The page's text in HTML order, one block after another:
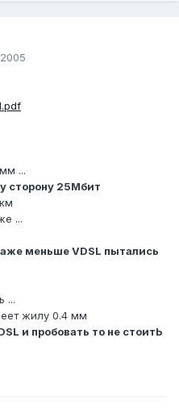
...
сторону 25Мбит
...
меньше VDSL пытались
...
жилу 0.4 мм
и пробовать то не стоитЬ